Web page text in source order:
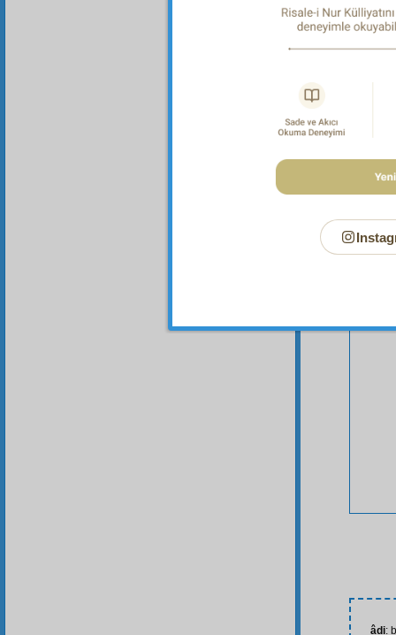
âdi: